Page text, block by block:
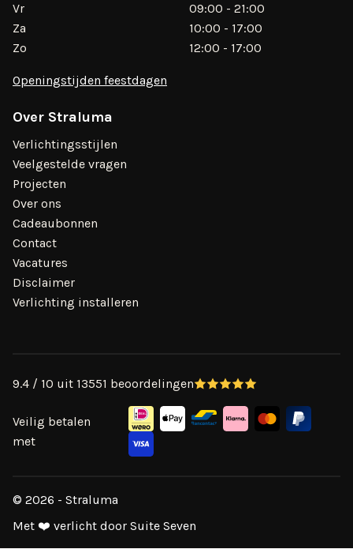
Vr
09:00 - 21:00
Za
10:00 - 17:00
Zo
12:00 - 17:00
Openingstijden feestdagen
Over Straluma
Verlichtingsstijlen
Veelgestelde vragen
Projecten
Over ons
Cadeaubonnen
Contact
Vacatures
Disclaimer
Verlichting installeren
9.4 / 10 uit 13551 beoordelingen
Veilig betalen
met
© 2026 - Straluma
Met ❤️ verlicht door Suite Seven